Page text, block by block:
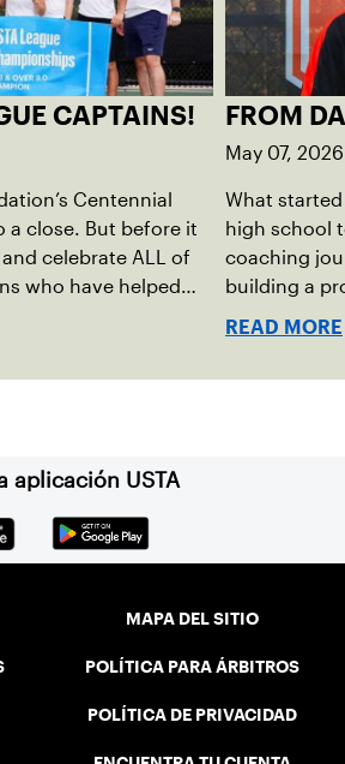
CAPTAINS!
Centennial
a close. But before it
celebrate ALL of
who have helped
tennis possible. Our
FROM
May 07, 2026
What started
high school
coaching
building a
READ MORE
aplicación USTA
MAPA DEL SITIO
POLÍTICA PARA ÁRBITROS
POLÍTICA DE PRIVACIDAD